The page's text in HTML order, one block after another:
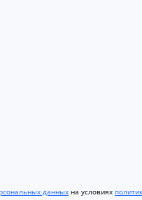
данных на условиях